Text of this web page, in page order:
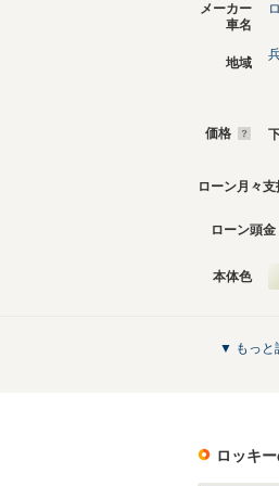
ロ
メーカー
車名
地域
価格
ローン月々
ローン頭金
本体色
▼ もっと
ロッキー